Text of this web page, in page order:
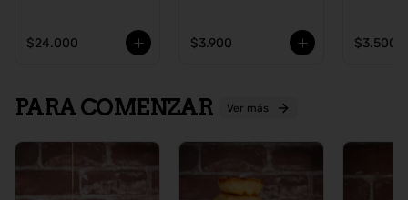
$24.000 $3.900 $3.500
PARA COMENZAR Ver más